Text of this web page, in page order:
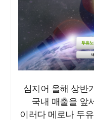
심지어 올해 상반
국내 매출을 앞
이러다 메로나 두